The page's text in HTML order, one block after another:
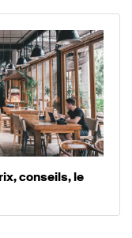
conseils, le